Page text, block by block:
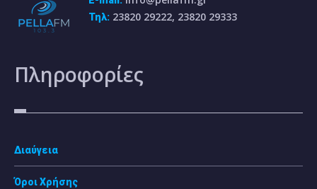
Τηλ: 23820 29222, 23820 29333
Πληροφορίες
Διαύγεια
Όροι Χρήσης